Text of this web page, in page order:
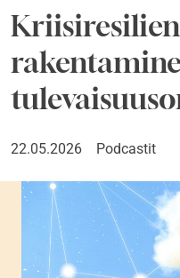
22.05.2026 Podcastit